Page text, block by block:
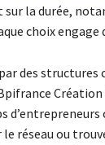
sur la durée,
choix
des
réseau ou